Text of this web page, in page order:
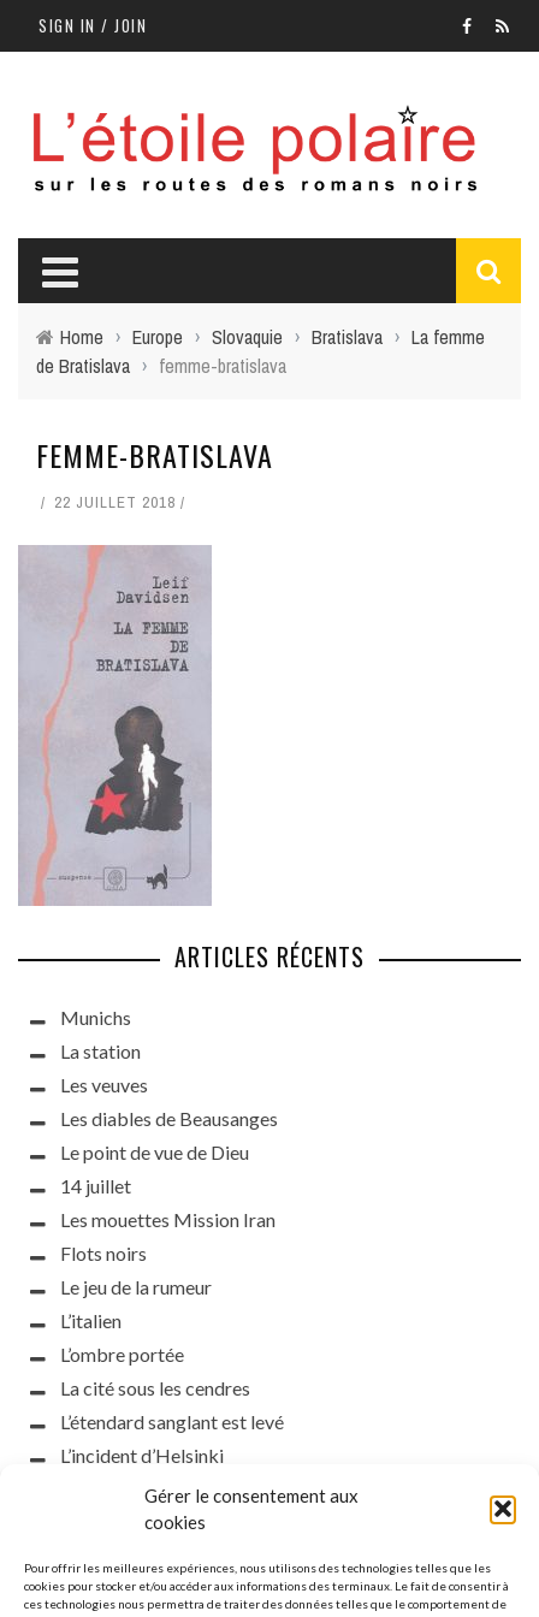
Gérer le consentement aux
cookies
Pour offrir les meilleures expériences, nous utilisons des technologies telles que les
cookies pour stocker et/ou accéder aux informations des terminaux. Le fait de consentir à
ces technologies nous permettra de traiter des données telles que le comportement de
SIGN IN / JOIN
Home › Europe › Slovaquie › Bratislava › La femme
de Bratislava › femme-bratislava
FEMME-BRATISLAVA
22 JUILLET 2018
ARTICLES RÉCENTS
Munichs
La station
Les veuves
Les diables de Beausanges
Le point de vue de Dieu
14 juillet
Les mouettes Mission Iran
Flots noirs
Le jeu de la rumeur
L’italien
L’ombre portée
La cité sous les cendres
L’étendard sanglant est levé
L’incident d’Helsinki
la petite fasciste
Toutes les nuances de la nuit
Que s’obscurcissent le soleil et la lumière